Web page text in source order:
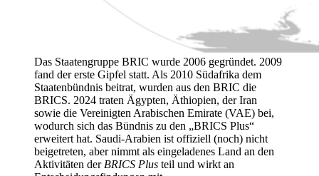
Das Staatengruppe BRIC wurde 2006 gegründet. 2009
fand der erste Gipfel statt. Als 2010 Südafrika dem
Staatenbündnis beitrat, wurden aus den BRIC die
BRICS. 2024 traten Ägypten, Äthiopien, der Iran
sowie die Vereinigten Arabischen Emirate (VAE) bei,
wodurch sich das Bündnis zu den „BRICS Plus“
erweitert hat. Saudi-Arabien ist offiziell (noch) nicht
beigetreten, aber nimmt als eingeladenes Land an den
Aktivitäten der BRICS Plus teil und wirkt an